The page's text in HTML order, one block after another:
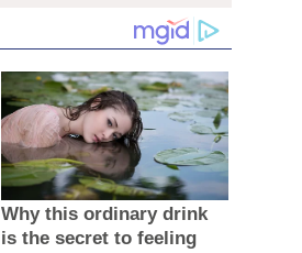
Why this ordinary drink
is the secret to feeling